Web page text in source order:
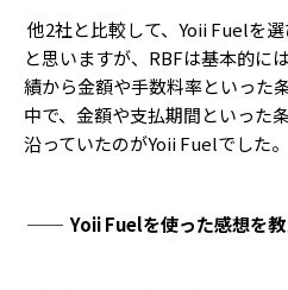
他2社と比較して、Yoii Fuelを
と思いますが、RBFは基本的に
績から金額や手数料率といった
中で、金額や支払期間といった
沿っていたのがYoii Fuelでした。
── Yoii Fuelを使った感想を教